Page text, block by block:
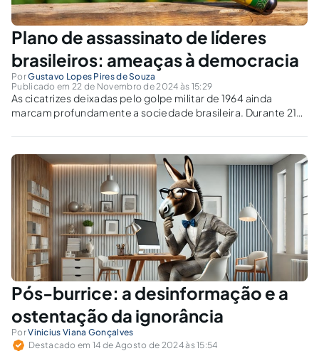
Plano de assassinato de líderes
brasileiros: ameaças à democracia
PorGustavo Lopes Pires de Souza
Publicado em 22 de Novembro de 2024 às 15:29
As cicatrizes deixadas pelo golpe militar de 1964 ainda
marcam profundamente a sociedade brasileira. Durante 21
liberdades, silenciou vozes dissidentes e mergulhou o país
em um longo período de instabilidade...
Pós-burrice: a desinformação e a
ostentação da ignorância
PorVinicius Viana Gonçalves
Destacado em 14 de Agosto de 2024 às 15:54